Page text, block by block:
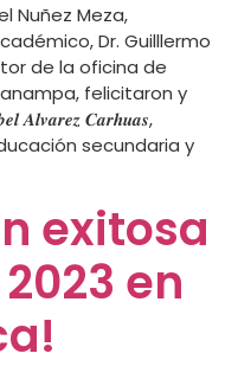
Nuñez Meza,
Dr. Guilllermo
de la oficina de
felicitaron y
𝑨𝒍𝒗𝒂𝒓𝒆𝒛 𝑪𝒂𝒓𝒉𝒖𝒂𝒔,
secundaria y
exitosa
en